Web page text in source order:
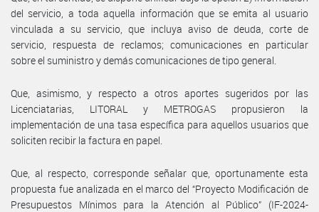
del servicio, a toda aquella información que se emita al usuario
vinculada a su servicio, que incluya aviso de deuda, corte de
servicio, respuesta de reclamos; comunicaciones en particular
sobre el suministro y demás comunicaciones de tipo general.
Que, asimismo, y respecto a otros aportes sugeridos por las
Licenciatarias, LITORAL y METROGAS propusieron la
implementación de una tasa específica para aquellos usuarios que
soliciten recibir la factura en papel.
Que, al respecto, corresponde señalar que, oportunamente esta
propuesta fue analizada en el marco del “Proyecto Modificación de
Presupuestos Mínimos para la Atención al Público” (IF-2024-